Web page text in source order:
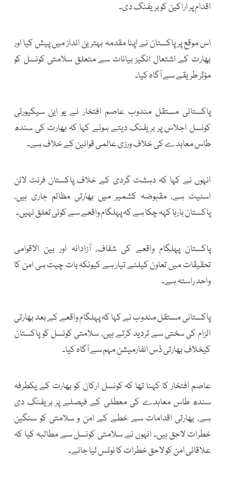
اقدام پر اراکین کو بریفنگ دی۔
اس موقع پر پاکستان نے اپنا مقدمہ بہترین انداز میں پیش کیا اور
بھارت کے اشتعال انگیز بیانات سے متعلق سلامتی کونسل کو
مؤثر طریقے سے آگاہ کیا۔
پاکستانی مستقل مندوب عاصم افتخار نے یو این سیکیورٹی
کونسل اجلاس پر بریفنگ دیتے ہوئے کہا کہ بھارت کی سندھ
طاس معاہدے کی خلاف ورزی عالمی قوانین کے خلاف ہے۔
انہوں نے کہا کہ دہشت گردی کے خلاف پاکستان فرنٹ لائن
اسٹیٹ ہے، مقبوضہ کشمیر میں بھارتی مظالم جاری ہیں،
پاکستان بارہا کہہ چکا ہے کہ پہلگام واقعے سے کوئی تعلق نہیں۔
پاکستان پہلگام واقعے کی شفاف، آزادانہ اور بین الاقوامی
تحقیقات میں تعاون کیلئے تیار ہے کیونکہ بات چیت ہی امن کا
واحد راستہ ہے۔
پاکستانی مستقل مندوب نے کہا کہ پہلگام واقعے کے بعد بھارتی
الزام کی سختی سے تردید کرتے ہیں، سلامتی کونسل کو پاکستان
کیخلاف بھارتی ڈس انفارمیشن مہم سے آگاہ کیا۔
عاصم افتخار کا کہنا تھا کہ کونسل ارکان کو بھارت کے یکطرفہ
سندھ طاس معاہدے کی معطلی کے فیصلے پر بریفنگ دی
ہے، بھارتی اقدامات سے خطے کے امن و سلامتی کو سنگین
خطرات لاحق ہیں۔ انہوں نے سلامتی کونسل سے مطالبہ کیا کہ
علاقائی امن کو لاحق خطرات کا نوٹس لیا جائے۔